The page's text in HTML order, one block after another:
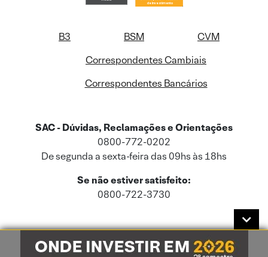
B3 BSM
CVM
Correspondentes Cambiais
Correspondentes Bancários
SAC - Dúvidas, Reclamações e Orientações
0800-772-0202
De segunda a sexta-feira das 09hs às 18hs
Se não estiver satisfeito:
0800-722-3730
Este site usa cookies e dados pessoais de acordo com a nossaPolítica de
Cookies
e a nossaPolítica de Privacidade.